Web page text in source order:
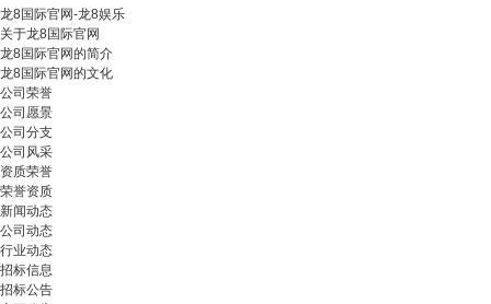
龙8国际官网-龙8娱乐
关于龙8国际官网
龙8国际官网的简介
龙8国际官网的文化
公司荣誉
公司愿景
公司分支
公司风采
资质荣誉
荣誉资质
新闻动态
公司动态
行业动态
招标信息
招标公告